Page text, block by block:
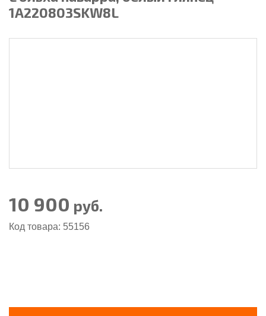
1A220803SKW8L
10 900 руб.
Код товара: 55156